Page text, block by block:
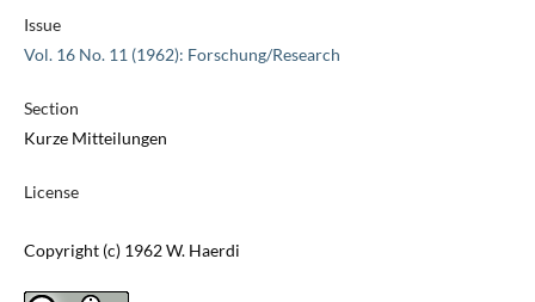
Issue
Vol. 16 No. 11 (1962): Forschung/Research
Section
Kurze Mitteilungen
License
Copyright (c) 1962 W. Haerdi